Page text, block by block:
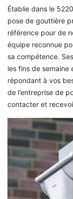
Établie dans le
pose de gouttière
référence pour de
équipe reconnue
sa compétence.
les fins de
répondant à vos
de l’entreprise de
contacter et